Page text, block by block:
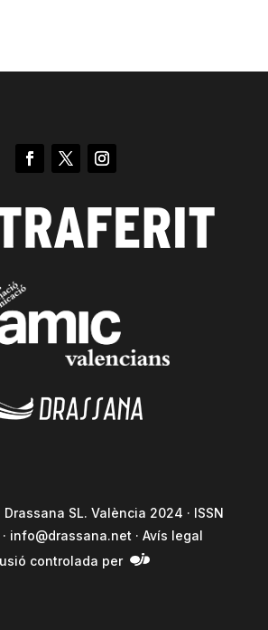
SL. València 2024 · ISSN
info@drassana.net ·Avís legal
controlada per